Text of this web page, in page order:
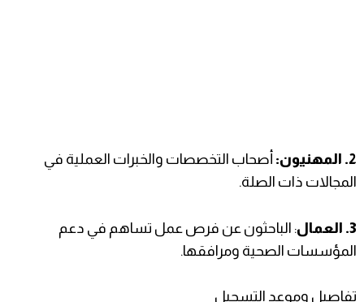
2. ​المهنيون:
أصحاب التخصصات والخبرات العملية في
المجالات ذات الصلة.
3. ​العمال
: الباحثون عن فرص عمل تساهم في دعم
المؤسسات الصحية ومرافقها.
​تفاصيل وموعد التسجيل